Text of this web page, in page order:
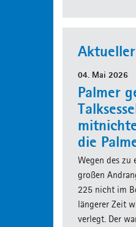
04. Mai 2026
Palmer
die
Wegen des zu
großen
225 nicht im
längerer Zeit
verlegt. Der